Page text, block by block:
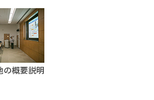
の概要説明